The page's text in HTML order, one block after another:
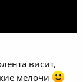
висит,
мелочи